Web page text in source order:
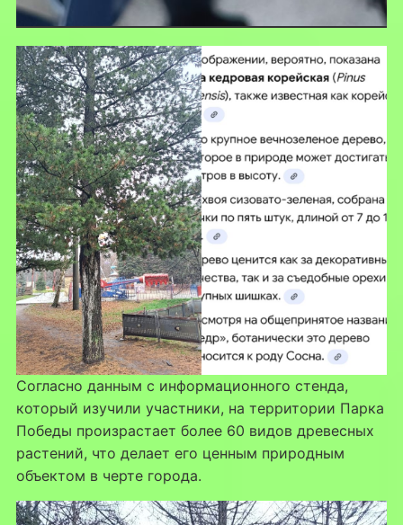
Согласно данным с информационного стенда,
который изучили участники, на территории Парка
Победы произрастает более 60 видов древесных
растений, что делает его ценным природным
объектом в черте города.